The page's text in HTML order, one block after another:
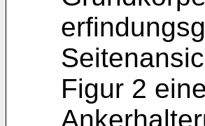
Figur 2